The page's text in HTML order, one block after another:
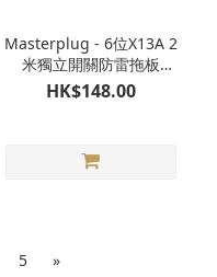
Masterplug - 6位X13A 2
米獨立開關防雷拖板
SWSRG62NB
HK$148.00
5 »